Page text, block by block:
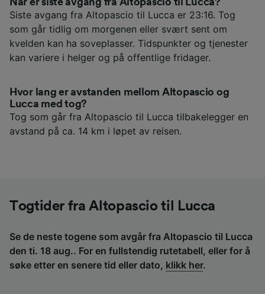
Siste avgang fra Altopascio til Lucca er 23:16. Tog
som går tidlig om morgenen eller svært sent om
kvelden kan ha soveplasser. Tidspunkter og tjenester
kan variere i helger og på offentlige fridager.
Hvor lang er avstanden mellom Altopascio og
Lucca med tog?
Tog som går fra Altopascio til Lucca tilbakelegger en
avstand på ca. 14 km i løpet av reisen.
Togtider fra Altopascio til Lucca
Se de neste togene som avgår fra Altopascio til Lucca
den ti. 18 aug.. For en fullstendig rutetabell, eller for å
søke etter en senere tid eller dato, klikk her.